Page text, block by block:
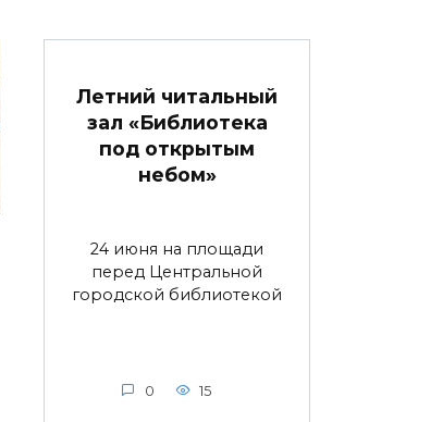
Летний читальный
зал «Библиотека
под открытым
небом»
24 июня на площади
перед Центральной
городской библиотекой
0 15